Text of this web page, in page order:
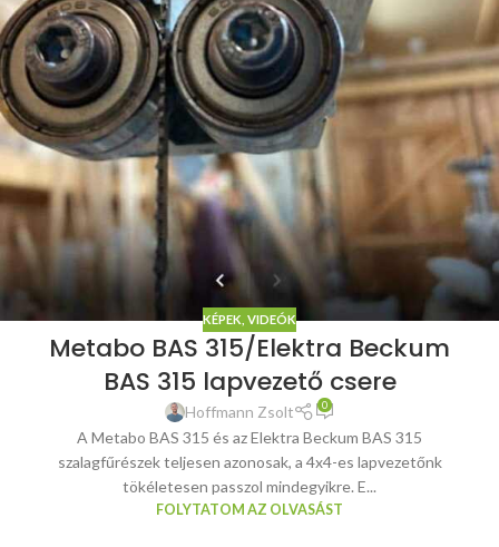
KÉPEK, VIDEÓK
Metabo BAS 315/Elektra Beckum
BAS 315 lapvezető csere
Hoffmann Zsolt 0
A Metabo BAS 315 és az Elektra Beckum BAS 315
szalagfűrészek teljesen azonosak, a 4x4-es lapvezetőnk
tökéletesen passzol mindegyikre. E...
FOLYTATOM AZ OLVASÁST